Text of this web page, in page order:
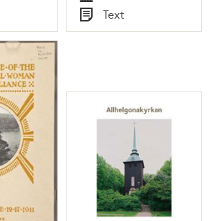
kungörelse den 1
augusti 1885
Tid
Typ
Text